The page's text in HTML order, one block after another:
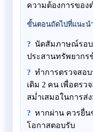
ความต้องการของ
ขั้นตอนถัดไปที่แนะน
นัดสัมภาษณ์รอบ
ประสานทรัพยาก
ทำการตรวจสอ
เดิม 2 คน เพื่อตรว
สม่ำเสมอในการส่
หากผ่าน ควรยื่น
โอกาสตอบรับ